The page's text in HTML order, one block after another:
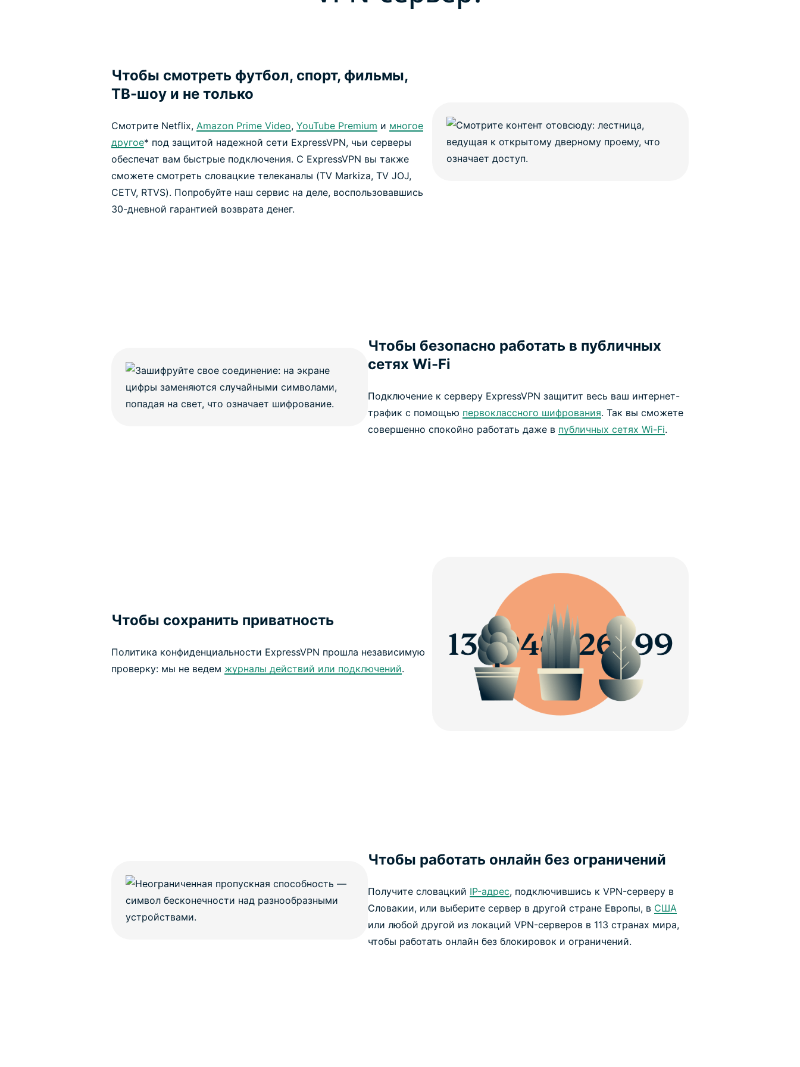
Чтобы смотреть футбол, спорт, фильмы,
ТВ-шоу и не только
Смотрите Netflix, Amazon Prime Video, YouTube Premium и многое
другое* под защитой надежной сети ExpressVPN, чьи серверы
обеспечат вам быстрые подключения. С ExpressVPN вы также
сможете смотреть словацкие телеканалы (TV Markiza, TV JOJ,
CETV, RTVS). Попробуйте наш сервис на деле, воспользовавшись
30-дневной гарантией возврата денег.
Чтобы безопасно работать в публичных
сетях Wi-Fi
Подключение к серверу ExpressVPN защитит весь ваш интернет-
трафик с помощью первоклассного шифрования. Так вы сможете
совершенно спокойно работать даже в публичных сетях Wi-Fi.
Чтобы сохранить приватность
Политика конфиденциальности ExpressVPN прошла независимую
проверку: мы не ведем журналы действий или подключений.
Чтобы работать онлайн без ограничений
Получите словацкий IP-адрес, подключившись к VPN-серверу в
Словакии, или выберите сервер в другой стране Европы, в США
или любой другой из локаций VPN-серверов в 113 странах мира,
чтобы работать онлайн без блокировок и ограничений.